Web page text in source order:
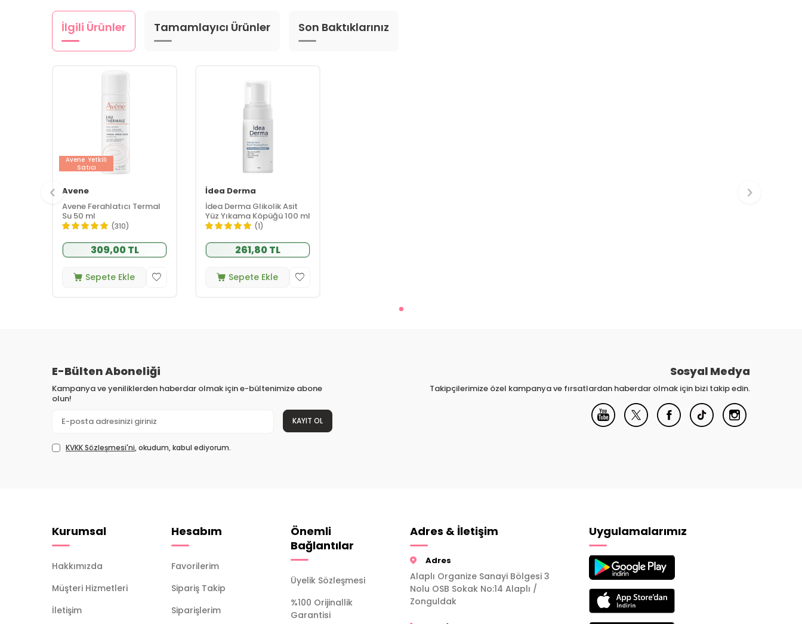
İlgili Ürünler Tamamlayıcı Ürünler Son Baktıklarınız
Avene Yetkili
Satıcı
Avene
Avene Ferahlatıcı Termal
Su 50 ml
(310)
309,00 TL
Sepete Ekle
İdea Derma
İdea Derma Glikolik Asit
Yüz Yıkama Köpüğü 100 ml
(1)
261,80 TL
Sepete Ekle
E-Bülten Aboneliği
Kampanya ve yeniliklerden haberdar olmak için e-bültenimize abone
olun!
KAYIT OL
KVKK Sözleşmesi'ni, okudum, kabul ediyorum.
Sosyal Medya
Takipçilerimize özel kampanya ve fırsatlardan haberdar olmak için bizi takip edin.
Kurumsal
Hakkımızda
Müşteri Hizmetleri
İletişim
Hesabım
Favorilerim
Sipariş Takip
Siparişlerim
Önemli
Bağlantılar
Üyelik Sözleşmesi
%100 Orijinallik
Garantisi
Adres & İletişim
Adres
Alaplı Organize Sanayi Bölgesi 3
Nolu OSB Sokak No:14 Alaplı /
Zonguldak
Uygulamalarımız